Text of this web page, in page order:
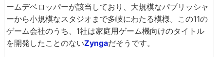
ームデベロッパーが該当しており、大規模なパブリッシャ
ーから小規模なスタジオまで多岐にわたる模様。この11の
ゲーム会社のうち、1社は家庭用ゲーム機向けのタイトル
を開発したことのないZyngaだそうです。